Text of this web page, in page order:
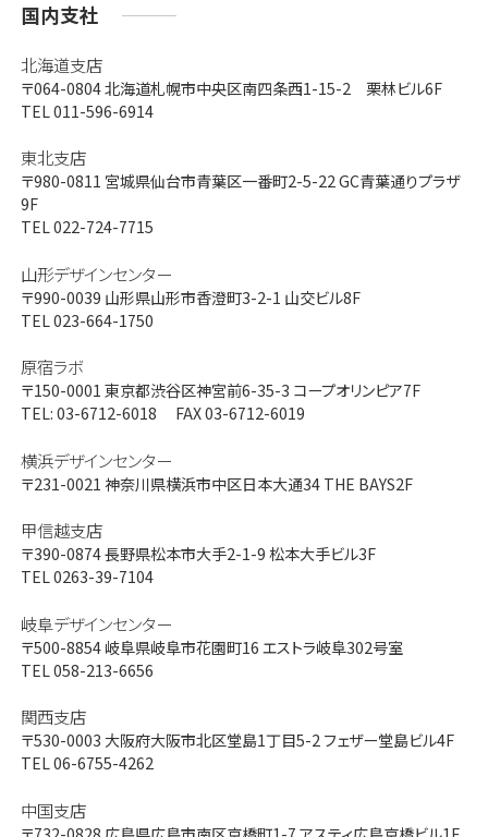
国内支社
北海道支店
〒064-0804北海道札幌市中央区南四条西1-15-2 栗林ビル6F
TEL 011-596-6914
東北支店
〒980-0811 宮城県仙台市青葉区一番町2-5-22 GC青葉通りプラザ
9F
TEL 022-724-7715
山形デザインセンター
〒990-0039 山形県山形市香澄町3-2-1 山交ビル8F
TEL 023-664-1750
原宿ラボ
〒150-0001 東京都渋谷区神宮前6-35-3 コープオリンピア7F
TEL: 03-6712-6018 FAX 03-6712-6019
横浜デザインセンター
〒231-0021 神奈川県横浜市中区日本大通34 THE BAYS2F
甲信越支店
〒390-0874長野県松本市大手2-1-9 松本大手ビル3F
TEL 0263-39-7104
岐阜デザインセンター
〒500-8854岐阜県岐阜市花園町16 エストラ岐阜302号室
TEL 058-213-6656
関西支店
〒530-0003 大阪府大阪市北区堂島1丁目5-2 フェザー堂島ビル4F
TEL 06-6755-4262
中国支店